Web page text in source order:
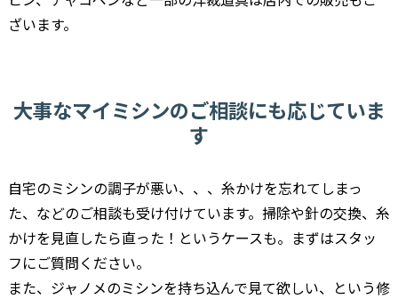
ざいます。
大事なマイミシンのご相談にも応じていま
す
自宅のミシンの調子が悪い、、、糸かけを忘れてしまっ
た、などのご相談も受け付けています。掃除や針の交換、糸
かけを見直したら直った！というケースも。まずはスタッ
フにご質問ください。
また、ジャノメのミシンを持ち込んで見て欲しい、という修